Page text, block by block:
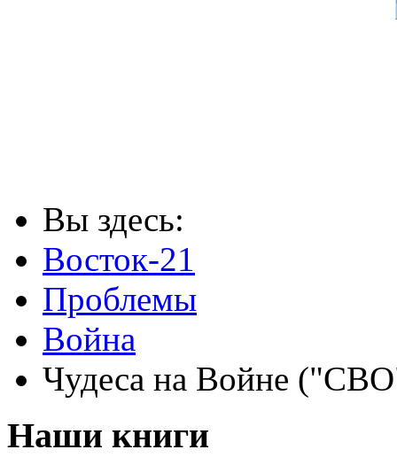
Вы здесь:
Восток-21
Проблемы
Война
Чудеса на Войне
Наши книги